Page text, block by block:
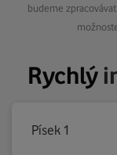
budeme
Rychlý
Písek 1